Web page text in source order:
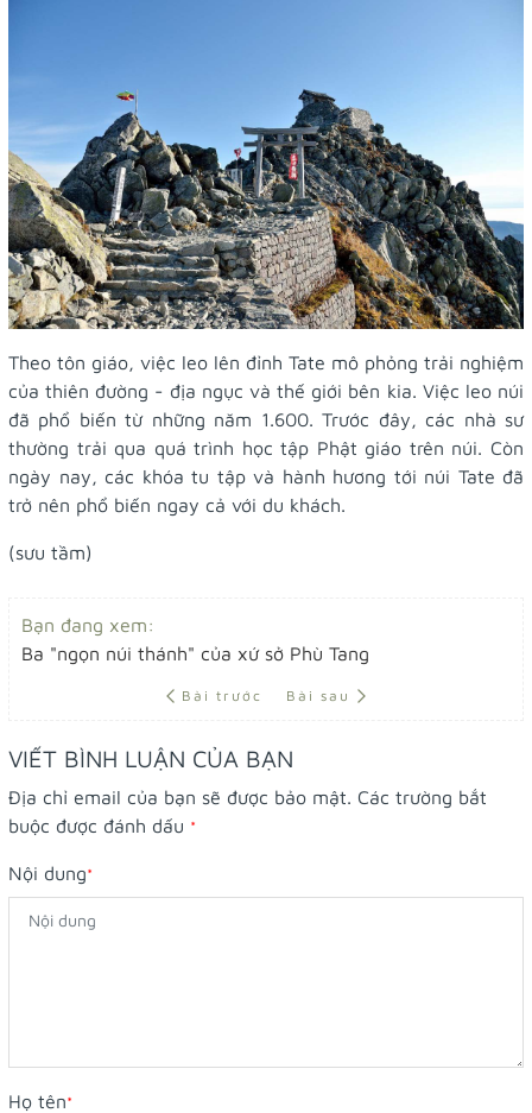
Theo tôn giáo, việc leo lên đỉnh Tate mô phỏng trải nghiệm
của thiên đường - địa ngục và thế giới bên kia. Việc leo núi
đã phổ biến từ những năm 1.600. Trước đây, các nhà sư
thường trải qua quá trình học tập Phật giáo trên núi. Còn
ngày nay, các khóa tu tập và hành hương tới núi Tate đã
trở nên phổ biến ngay cả với du khách.
(sưu tầm)
Bạn đang xem:
Ba "ngọn núi thánh" của xứ sở Phù Tang
Bài trước Bài sau
VIẾT BÌNH LUẬN CỦA BẠN
Địa chỉ email của bạn sẽ được bảo mật. Các trường bắt
buộc được đánh dấu *
Nội dung*
Họ tên*